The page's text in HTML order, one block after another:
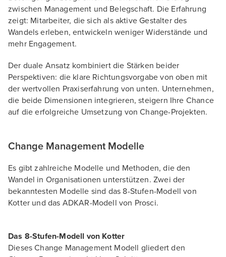
zwischen Management und Belegschaft. Die Erfahrung
zeigt: Mitarbeiter, die sich als aktive Gestalter des
Wandels erleben, entwickeln weniger Widerstände und
mehr Engagement.
Der duale Ansatz kombiniert die Stärken beider
Perspektiven: die klare Richtungsvorgabe von oben mit
der wertvollen Praxiserfahrung von unten. Unternehmen,
die beide Dimensionen integrieren, steigern Ihre Chance
auf die erfolgreiche Umsetzung von Change-Projekten.
Change Management Modelle
Es gibt zahlreiche Modelle und Methoden, die den
Wandel in Organisationen unterstützen. Zwei der
bekanntesten Modelle sind das 8-Stufen-Modell von
Kotter und das ADKAR-Modell von Prosci.
Das 8-Stufen-Modell von Kotter
Dieses Change Management Modell gliedert den